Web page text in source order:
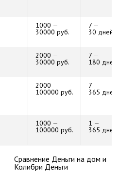
1000 —
30000 руб.
7 —
30 дней
2000 —
30000 руб.
7 —
180 дней
2000 —
100000 руб.
7 —
365 дней
1000 —
100000 руб.
1 —
365 дней
Сравнение Деньги на дом и
Колибри Деньги